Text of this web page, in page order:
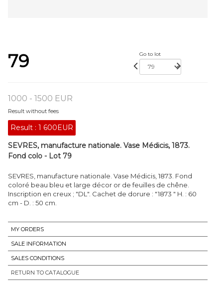
79 Go to lot
1000 - 1500 EUR
Result without fees
Result : 1 600EUR
SEVRES, manufacture nationale. Vase Médicis, 1873.
Fond colo - Lot 79
SEVRES, manufacture nationale. Vase Médicis, 1873. Fond
coloré beau bleu et large décor or de feuilles de chêne.
Inscription en creux ; "DL". Cachet de dorure : "1873 " H. : 60
cm - D. : 50 cm.
MY ORDERS
SALE INFORMATION
SALES CONDITIONS
RETURN TO CATALOGUE